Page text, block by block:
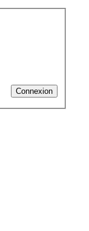
Connexion